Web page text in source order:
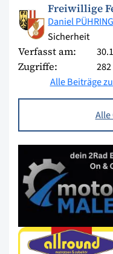
Freiwillige
Daniel
Sicherheit
Verfasst am:
Zugriffe:
282
Alle Beiträge